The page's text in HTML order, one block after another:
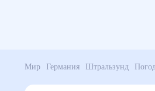
Мир Германия Штральзунд